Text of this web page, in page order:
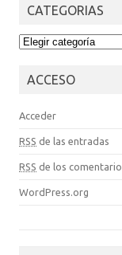
CATEGORIAS
CATEGORIAS
ACCESO
Acceder
RSS de las entradas
RSS de los
WordPress.org